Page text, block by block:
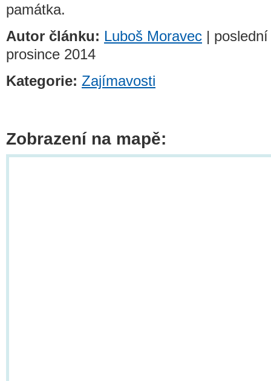
památka.
Autor článku: Luboš Moravec |
prosince 2014
Kategorie: Zajímavosti
Zobrazení na mapě: